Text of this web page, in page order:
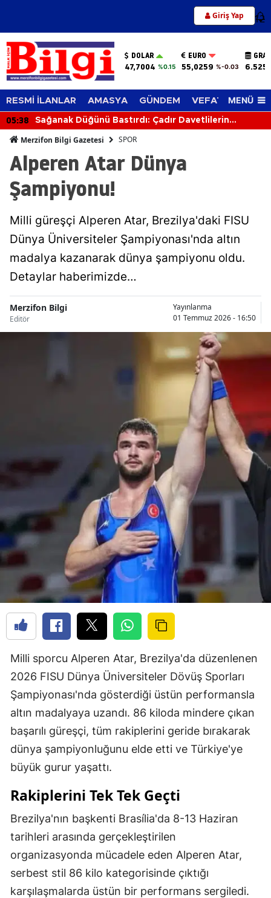
Giriş Yap 12
DOLAR
47,7004 %0.15
EURO
55,0259 %-0.03
RESMİ İLANLAR AMASYA GÜNDEM VEFAT EDENLER
MENÜ
05:38
Sağanak Düğünü Bastırdı: Çadır Davetlilerin
Merzifon Bilgi Gazetesi SPOR
Alperen Atar Dünya
Şampiyonu!
Milli güreşçi Alperen Atar, Brezilya'daki FISU
Dünya Üniversiteler Şampiyonası'nda altın
madalya kazanarak dünya şampiyonu oldu.
Detaylar haberimizde…
Merzifon Bilgi
Editör
Yayınlanma
01 Temmuz 2026 - 16:50
Milli sporcu Alperen Atar, Brezilya'da düzenlenen
2026 FISU Dünya Üniversiteler Dövüş Sporları
Şampiyonası'nda gösterdiği üstün performansla
altın madalyaya uzandı. 86 kiloda mindere çıkan
başarılı güreşçi, tüm rakiplerini geride bırakarak
dünya şampiyonluğunu elde etti ve Türkiye'ye
büyük gurur yaşattı.
Rakiplerini Tek Tek Geçti
Brezilya'nın başkenti Brasília'da 8-13 Haziran
tarihleri arasında gerçekleştirilen
organizasyonda mücadele eden Alperen Atar,
serbest stil 86 kilo kategorisinde çıktığı
karşılaşmalarda üstün bir performans sergiledi.